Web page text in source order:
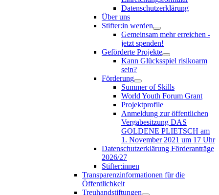
Datenschutzerklärung
Über uns
Stifter:in werden
Gemeinsam mehr erreichen -
jetzt spenden!
Geförderte Projekte
Kann Glücksspiel risikoarm
sein?
Förderung
Summer of Skills
World Youth Forum Grant
Projektprofile
Anmeldung zur öffentlichen
Vergabesitzung DAS
GOLDENE PLIETSCH am
1. November 2021 um 17 Uhr
Datenschutzerklärung Förderanträge
2026/27
Stifter:innen
Transparenzinformationen für die
Öffentlichkeit
Treuhandstiftungen